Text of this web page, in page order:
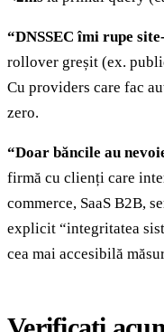
“DNSSEC îmi rupe
rollover greșit (ex.
Cu providers care fac
zero.
“Doar băncile au
firmă cu clienți care
commerce, SaaS B2B,
explicit “integritatea
cea mai accesibilă